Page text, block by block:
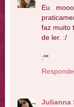
Eu
faz muito
de ler. :/
:**
Julianna